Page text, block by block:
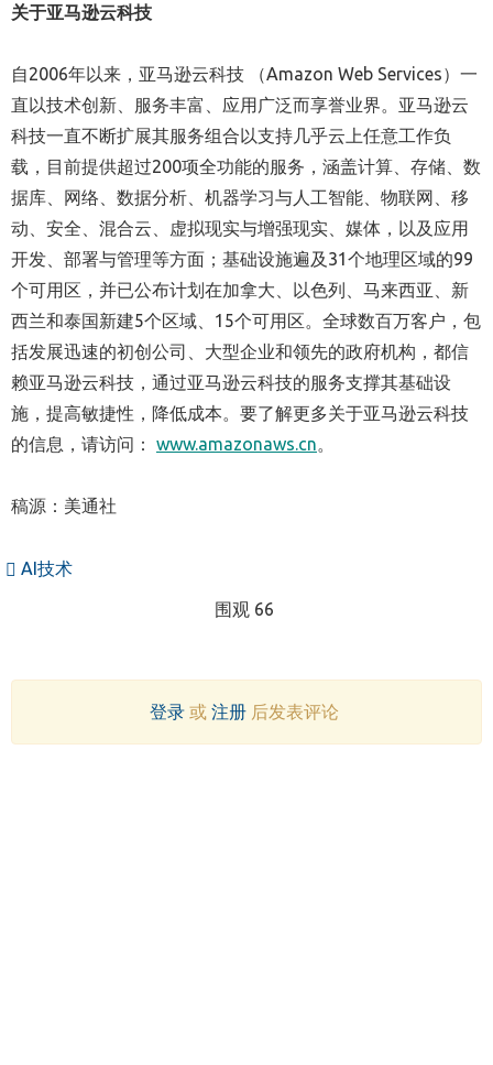
关于亚马逊云科技
自2006年以来，亚马逊云科技 （Amazon Web Services）一
直以技术创新、服务丰富、应用广泛而享誉业界。亚马逊云
科技一直不断扩展其服务组合以支持几乎云上任意工作负
载，目前提供超过200项全功能的服务，涵盖计算、存储、数
据库、网络、数据分析、机器学习与人工智能、物联网、移
动、安全、混合云、虚拟现实与增强现实、媒体，以及应用
开发、部署与管理等方面；基础设施遍及31个地理区域的99
个可用区，并已公布计划在加拿大、以色列、马来西亚、新
西兰和泰国新建5个区域、15个可用区。全球数百万客户，包
括发展迅速的初创公司、大型企业和领先的政府机构，都信
赖亚马逊云科技，通过亚马逊云科技的服务支撑其基础设
施，提高敏捷性，降低成本。要了解更多关于亚马逊云科技
的信息，请访问： www.amazonaws.cn。
稿源：美通社
AI技术
围观 66
登录或 注册后发表评论